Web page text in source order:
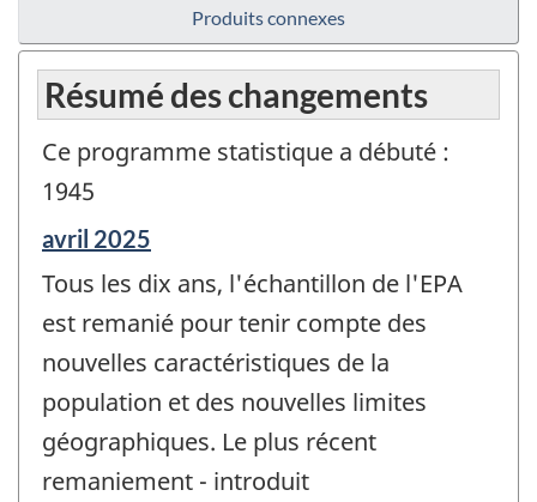
Produits connexes
Résumé des changements
Ce programme statistique a débuté :
1945
Période
référence
de
-
avril 2025
Tous les dix ans, l'échantillon de l'EPA
est remanié pour tenir compte des
nouvelles caractéristiques de la
population et des nouvelles limites
géographiques. Le plus récent
remaniement - introduit